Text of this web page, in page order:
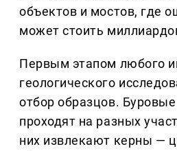
объектов и мостов, где
может стоить
Первым этапом любого
геологического
отбор образцов.
проходят на разных
них извлекают керны —